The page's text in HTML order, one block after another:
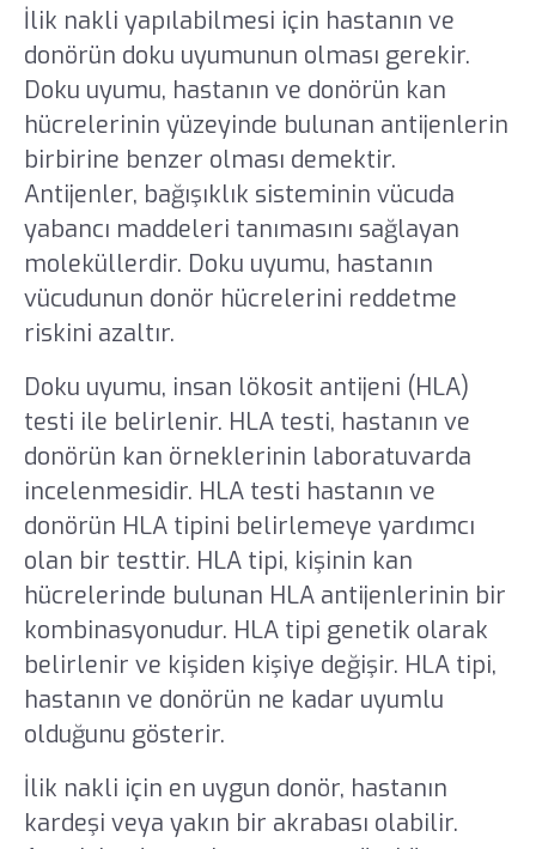
İlik nakli yapılabilmesi için hastanın ve
donörün doku uyumunun olması gerekir.
Doku uyumu, hastanın ve donörün kan
hücrelerinin yüzeyinde bulunan antijenlerin
birbirine benzer olması demektir.
Antijenler, bağışıklık sisteminin vücuda
yabancı maddeleri tanımasını sağlayan
moleküllerdir. Doku uyumu, hastanın
vücudunun donör hücrelerini reddetme
riskini azaltır.
Doku uyumu, insan lökosit antijeni (HLA)
testi ile belirlenir. HLA testi, hastanın ve
donörün kan örneklerinin laboratuvarda
incelenmesidir. HLA testi hastanın ve
donörün HLA tipini belirlemeye yardımcı
olan bir testtir. HLA tipi, kişinin kan
hücrelerinde bulunan HLA antijenlerinin bir
kombinasyonudur. HLA tipi genetik olarak
belirlenir ve kişiden kişiye değişir. HLA tipi,
hastanın ve donörün ne kadar uyumlu
olduğunu gösterir.
İlik nakli için en uygun donör, hastanın
kardeşi veya yakın bir akrabası olabilir.